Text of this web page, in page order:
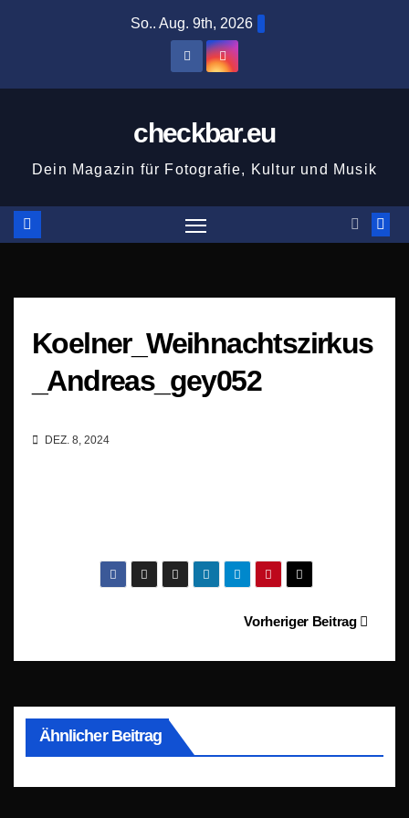
So.. Aug. 9th, 2026
checkbar.eu
Dein Magazin für Fotografie, Kultur und Musik
Koelner_Weihnachtszirkus
_Andreas_gey052
DEZ. 8, 2024
BeitragsnavigationVorheriger Beitrag
Ähnlicher Beitrag